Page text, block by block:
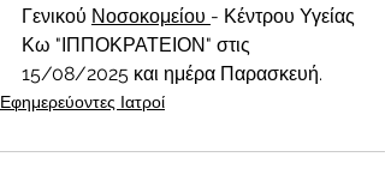
Γενικού Νοσοκομείου - Κέντρου Υγείας
Κω "ΙΠΠΟΚΡΑΤΕΙΟΝ" στις
15/08/2025 και ημέρα Παρασκευή.
Εφημερεύοντες Ιατροί